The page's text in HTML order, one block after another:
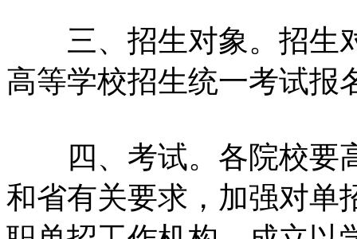
三、招生对象。招生对
高等学校招生统一考试报
四、考试。各院校要
和省有关要求，加强对单